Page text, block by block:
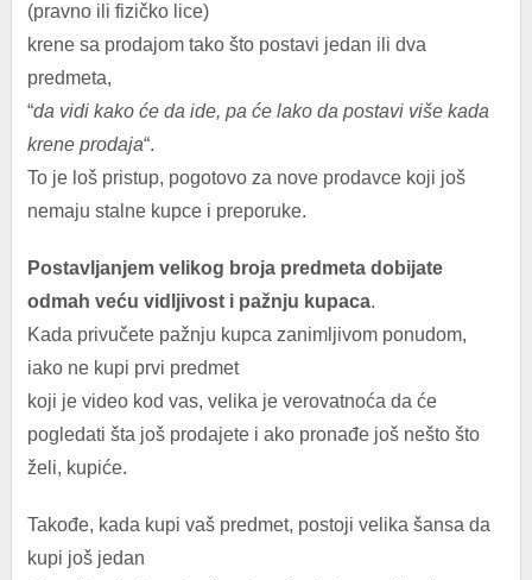
(pravno ili fizičko lice)
krene sa prodajom tako što postavi jedan ili dva
predmeta,
“da vidi kako će da ide, pa će lako da postavi više kada
krene prodaja“.
To je loš pristup, pogotovo za nove prodavce koji još
nemaju stalne kupce i preporuke.
Postavljanjem velikog broja predmeta dobijate
odmah veću vidljivost i pažnju kupaca.
Kada privučete pažnju kupca zanimljivom ponudom,
iako ne kupi prvi predmet
koji je video kod vas, velika je verovatnoća da će
pogledati šta još prodajete i ako pronađe još nešto što
želi, kupiće.
Takođe, kada kupi vaš predmet, postoji velika šansa da
kupi još jedan